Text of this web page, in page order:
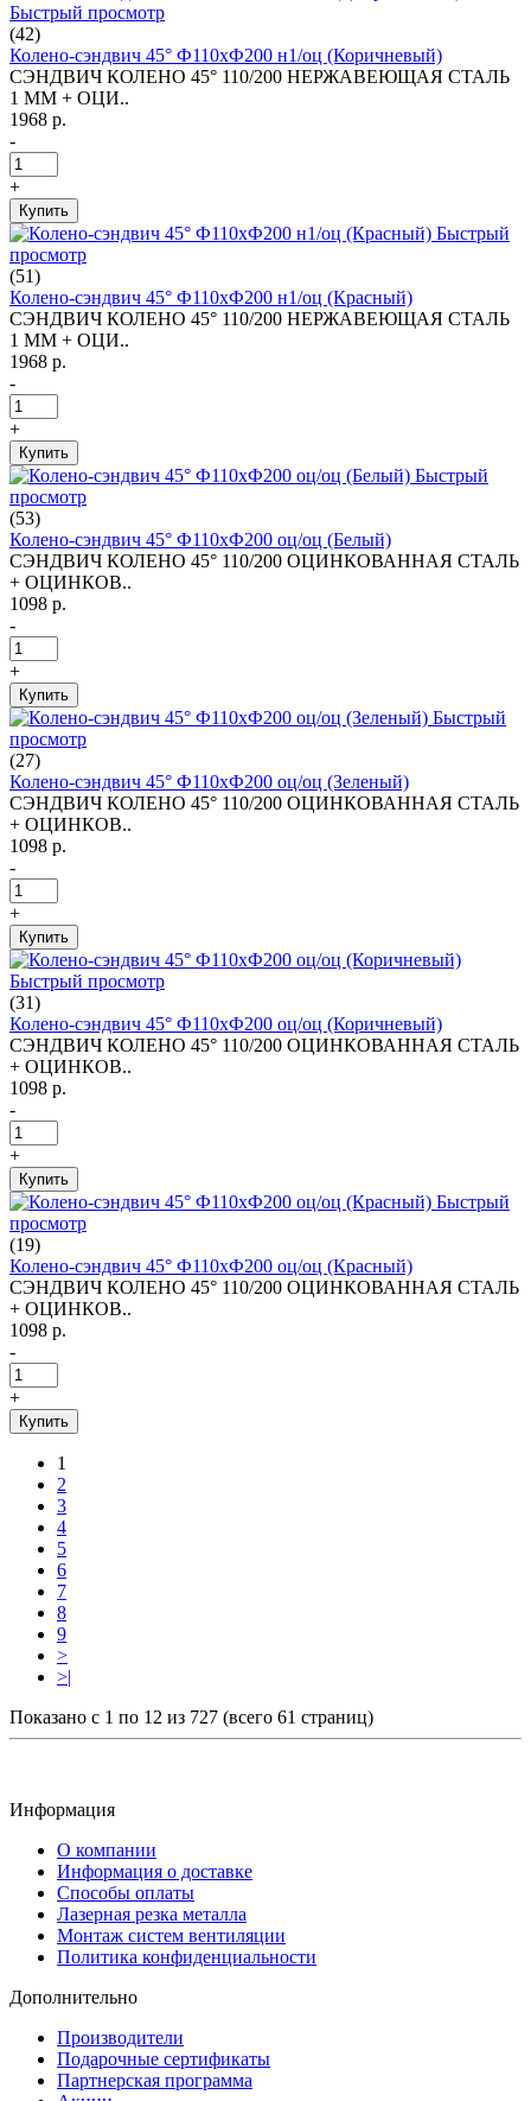
Быстрый просмотр
(42)
Колено-сэндвич 45° Ф110хФ200 н1/оц (Коричневый)
СЭНДВИЧ КОЛЕНО 45° 110/200 НЕРЖАВЕЮЩАЯ СТАЛЬ
1 ММ + ОЦИ..
1968 р.
-
+
Купить
Быстрый
просмотр
(51)
Колено-сэндвич 45° Ф110хФ200 н1/оц (Красный)
СЭНДВИЧ КОЛЕНО 45° 110/200 НЕРЖАВЕЮЩАЯ СТАЛЬ
1 ММ + ОЦИ..
1968 р.
-
+
Купить
Быстрый
просмотр
(53)
Колено-сэндвич 45° Ф110хФ200 оц/оц (Белый)
СЭНДВИЧ КОЛЕНО 45° 110/200 ОЦИНКОВАННАЯ СТАЛЬ
+ ОЦИНКОВ..
1098 р.
-
+
Купить
Быстрый
просмотр
(27)
Колено-сэндвич 45° Ф110хФ200 оц/оц (Зеленый)
СЭНДВИЧ КОЛЕНО 45° 110/200 ОЦИНКОВАННАЯ СТАЛЬ
+ ОЦИНКОВ..
1098 р.
-
+
Купить
Быстрый просмотр
(31)
Колено-сэндвич 45° Ф110хФ200 оц/оц (Коричневый)
СЭНДВИЧ КОЛЕНО 45° 110/200 ОЦИНКОВАННАЯ СТАЛЬ
+ ОЦИНКОВ..
1098 р.
-
+
Купить
Быстрый
просмотр
(19)
Колено-сэндвич 45° Ф110хФ200 оц/оц (Красный)
СЭНДВИЧ КОЛЕНО 45° 110/200 ОЦИНКОВАННАЯ СТАЛЬ
+ ОЦИНКОВ..
1098 р.
-
+
Купить
1
2
3
4
5
6
7
8
9
>
>|
Показано с 1 по 12 из 727 (всего 61 страниц)
Информация
O компании
Информация о доставке
Способы оплаты
Лазерная резка металла
Монтаж систем вентиляции
Политика конфиденциальности
Дополнительно
Производители
Подарочные сертификаты
Партнерская программа